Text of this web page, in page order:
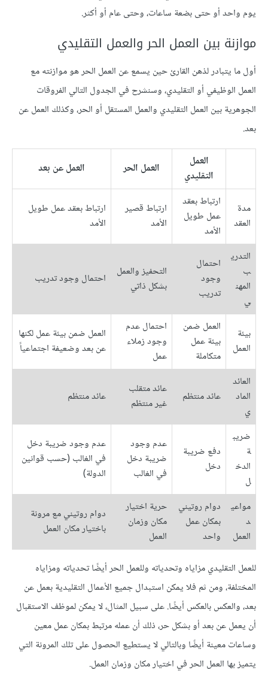
يوم واحد أو حتى بضعة ساعات، وحتى عام أو أكثر.
موازنة بين العمل الحر والعمل التقليدي
أول ما يتبادر لذهن القارئ حين يسمع عن العمل الحر هو موازنته مع
العمل الوظيفي أو التقليدي، وسنشرح في الجدول التالي الفروقات
الجوهرية بين العمل التقليدي والعمل المستقل أو الحر، وكذلك العمل عن
بعد.
العمل
التقليدي
العمل الحر العمل عن بعد
مدة
العقد
ارتباط بعقد
عمل طويل
الأمد
ارتباط قصير
الأمد
ارتباط بعقد عمل طويل
الأمد
التدري
ب
المهن
ي
احتمال
وجود
تدريب
التحفيز والعمل
بشكل ذاتي
احتمال وجود تدريب
بيئة
العمل
العمل ضمن
بيئة عمل
متكاملة
احتمال عدم
وجود زملاء
عمل
العمل ضمن بيئة عمل لكنها
عن بعد وضعيفة اجتماعياً
العائد
الماد
ي
عائد منتظم
عائد متقلب
غير منتظم
عائد منتظم
ضريب
ة
الدخ
ل
دفع ضريبة
دخل
عدم وجود
ضريبة دخل
في الغالب
عدم وجود ضريبة دخل
في الغالب (حسب قوانين
الدولة)
مواعي
د
العمل
دوام روتيني
بمكان عمل
واحد
حرية اختيار
مكان وزمان
العمل
دوام روتيني مع مرونة
باختيار مكان العمل
للعمل التقليدي مزاياه وتحدياته وللعمل الحر أيضًا تحدياته ومزاياه
المختلفة، ومن ثم فلا يمكن استبدال جميع الأعمال التقليدية بعمل عن
بعد، والعكس بالعكس أيضًا. على سبيل المثال، لا يمكن لموظف الاستقبال
أن يعمل عن بعد أو بشكل حر، ذلك أن عمله مرتبط بمكان عمل معين
وساعات معينة أيضًا وبالتالي لا يستطيع الحصول على تلك المرونة التي
يتميز بها العمل الحر في اختيار مكان وزمان العمل.